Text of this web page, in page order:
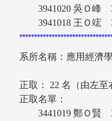
3941020 吳Ｏ峰
3941018 王Ｏ竤
系所名稱：應用經濟
正取： 22 名（由左
正取名單：
3441019 鄭Ｏ賢